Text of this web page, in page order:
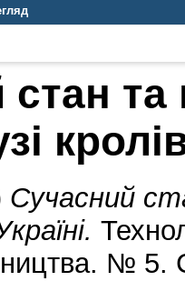
та
Сучасний
№ 5.